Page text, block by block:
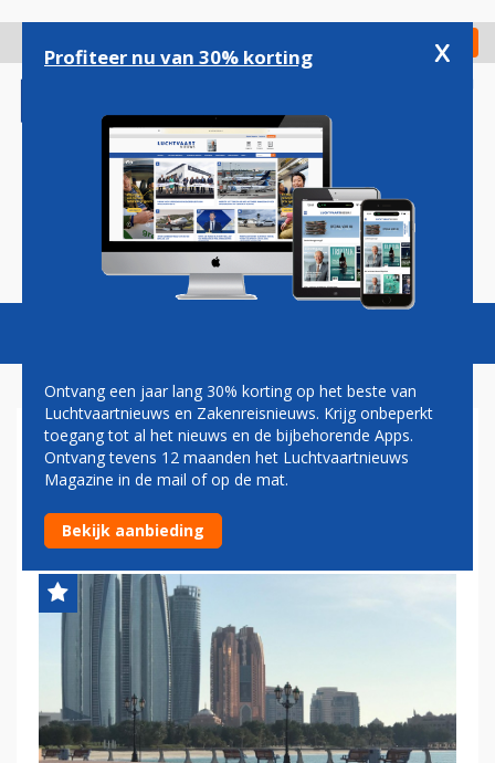
gaan
Check in
Magazine Podcasts Vacatures
NEDERLANDSE BEDRIJVEN
SCHERP OP PERSONEEL IN
MIDDEN-OOSTEN
Profiteer nu van 30% korting x
Ontvang een jaar lang 30% korting op het beste van
Luchtvaartnieuws en Zakenreisnieuws. Krijg onbeperkt
toegang tot al het nieuws en de bijbehorende Apps.
Ontvang tevens 12 maanden het Luchtvaartnieuws
Magazine in de mail of op de mat.
Bekijk aanbieding